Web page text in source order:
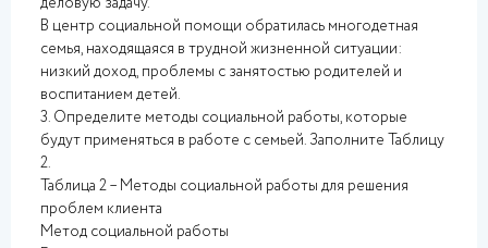
В центр социальной помощи обратилась многодетная
семья, находящаяся в трудной жизненной ситуации:
низкий доход, проблемы с занятостью родителей и
воспитанием детей.
3. Определите методы социальной работы, которые
будут применяться в работе с семьей. Заполните Таблицу
2.
Таблица 2 – Методы социальной работы для решения
проблем клиента
Метод социальной работы